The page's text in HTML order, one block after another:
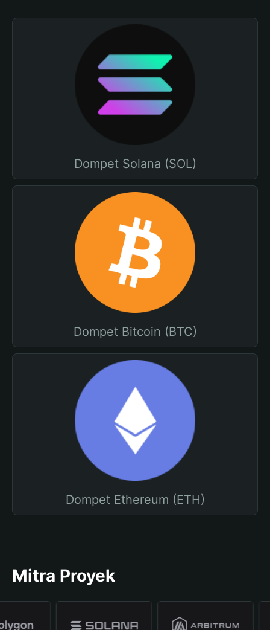
Dompet Solana (SOL)
Dompet Bitcoin (BTC)
Dompet Ethereum (ETH)
Mitra Proyek